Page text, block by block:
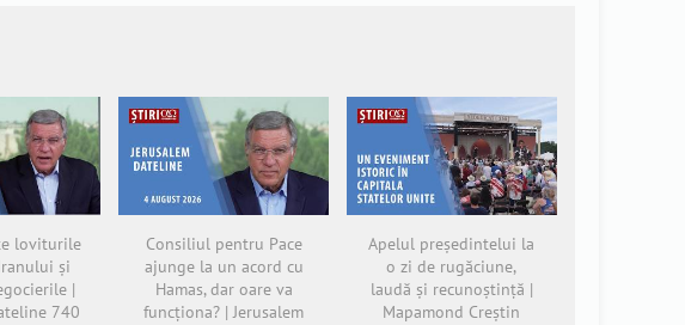
loviturile
și
|
740
Consiliul pentru Pace
ajunge la un acord cu
Hamas, dar oare va
funcționa? | Jerusalem
Apelul președintelui la
o zi de rugăciune,
laudă și recunoștință |
Mapamond Creștin